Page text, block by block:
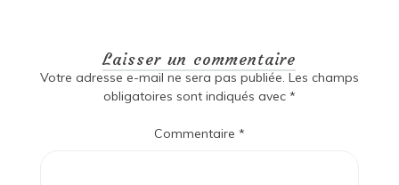
Laisser un commentaire
Votre adresse e-mail ne sera pas publiée. Les champs
obligatoires sont indiqués avec *
Commentaire *